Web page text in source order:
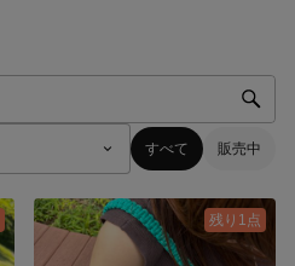
すべて 販売中
残り1点